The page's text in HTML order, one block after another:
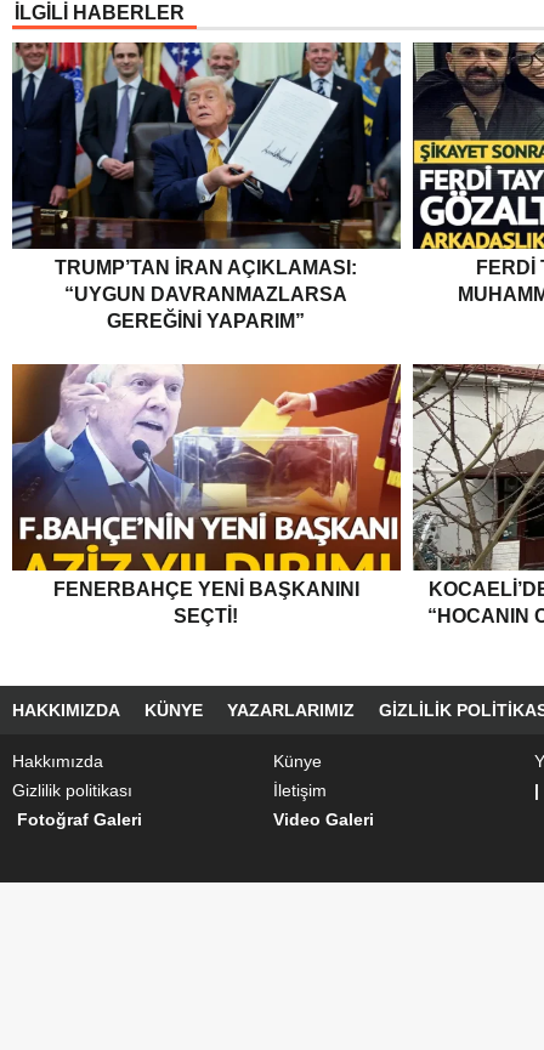
İLGİLİ HABERLER
TRUMP’TAN İRAN AÇIKLAMASI:
“UYGUN DAVRANMAZLARSA
GEREĞINI YAPARIM”
FERDI
FENERBAHÇE YENI BAŞKANINI
SEÇTI!
“HOCANIN
HAKKIMIZDA KÜNYE YAZARLARIMIZ GIZLILIK
Hakkımızda Künye
Gizlilik politikası
İletişim
|
Fotoğraf Galeri
Video Galeri